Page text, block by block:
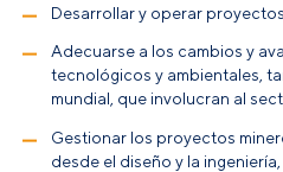
Desarrollar y operar
Adecuarse a los cambios y
tecnológicos y ambientales,
mundial, que involucran al
Gestionar los proyectos
desde el diseño y la